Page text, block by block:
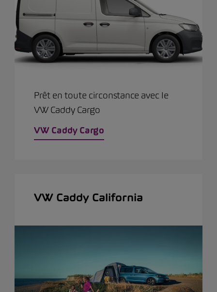
Prêt en toute circonstance avec le
VW Caddy Cargo
VW Caddy Cargo
VW Caddy California